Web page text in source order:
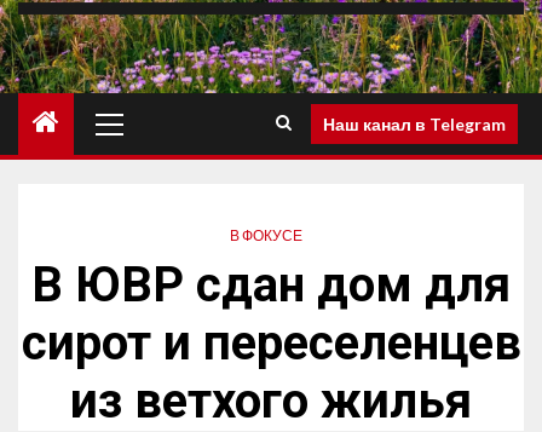
Наш канал в Telegram
В ФОКУСЕ
В ЮВР сдан дом для
сирот и переселенцев
из ветхого жилья